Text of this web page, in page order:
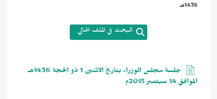
1436هـ
البحث في الملف الحالي
جلسة مجلس الوزراء بتاريخ الاثنين 1 ذو الحجة 1436هـ
الموافق 14 سبتمبر 2015م